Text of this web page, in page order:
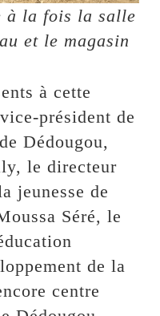
à la fois la salle
et le magasin
à cette
président de
Dédougou,
le directeur
jeunesse de
Séré, le
de la
centre